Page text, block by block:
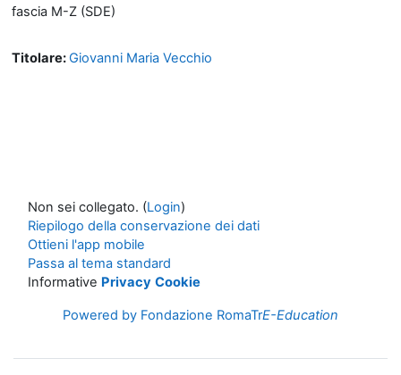
fascia M-Z (SDE)
Titolare:Giovanni Maria Vecchio
Non sei collegato. (Login)
Riepilogo della conservazione dei dati
Ottieni l'app mobile
Passa al tema standard
Informative Privacy Cookie
Powered by Fondazione RomaTrE-Education